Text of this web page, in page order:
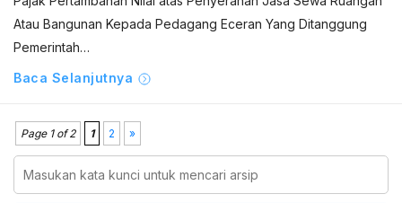
Atau Bangunan Kepada Pedagang Eceran Yang Ditanggung
Pemerintah…
Baca Selanjutnya
Page 1 of 2 1 2 »